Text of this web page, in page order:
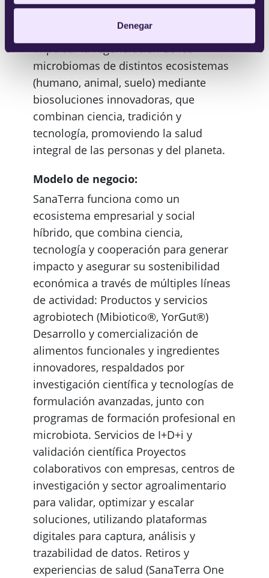
Denegar
Impulsar la regeneración de los
microbiomas de distintos ecosistemas
(humano, animal, suelo) mediante
biosoluciones innovadoras, que
combinan ciencia, tradición y
tecnología, promoviendo la salud
integral de las personas y del planeta.
Modelo de negocio:
SanaTerra funciona como un
ecosistema empresarial y social
híbrido, que combina ciencia,
tecnología y cooperación para generar
impacto y asegurar su sostenibilidad
económica a través de múltiples líneas
de actividad: Productos y servicios
agrobiotech (Mibiotico®, YorGut®)
Desarrollo y comercialización de
alimentos funcionales y ingredientes
innovadores, respaldados por
investigación científica y tecnologías de
formulación avanzadas, junto con
programas de formación profesional en
microbiota. Servicios de I+D+i y
validación científica Proyectos
colaborativos con empresas, centros de
investigación y sector agroalimentario
para validar, optimizar y escalar
soluciones, utilizando plataformas
digitales para captura, análisis y
trazabilidad de datos. Retiros y
experiencias de salud (SanaTerra One